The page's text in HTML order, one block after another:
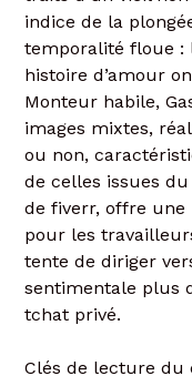
indice de la
temporalité floue :
histoire d’amour
Monteur habile,
images mixtes,
ou non,
de celles issues
de fiverr, offre
pour les
tente de diriger
sentimentale plus
tchat privé.
Clés de lecture du